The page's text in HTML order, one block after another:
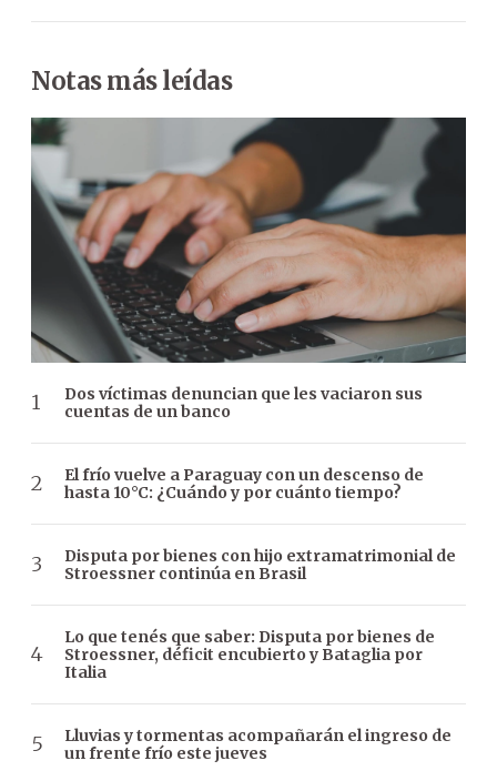
Notas más leídas
Dos víctimas denuncian que les vaciaron sus
cuentas de un banco
El frío vuelve a Paraguay con un descenso de
hasta 10°C: ¿Cuándo y por cuánto tiempo?
Disputa por bienes con hijo extramatrimonial de
Stroessner continúa en Brasil
Lo que tenés que saber: Disputa por bienes de
Stroessner, déficit encubierto y Bataglia por
Italia
Lluvias y tormentas acompañarán el ingreso de
un frente frío este jueves